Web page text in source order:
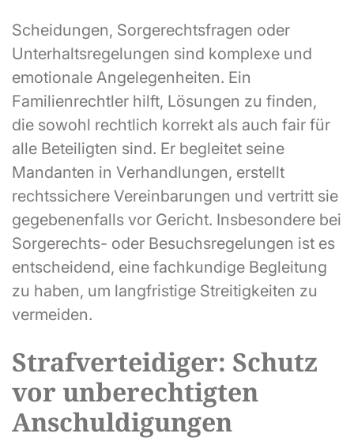
Scheidungen, Sorgerechtsfragen oder
Unterhaltsregelungen sind komplexe und
emotionale Angelegenheiten. Ein
Familienrechtler hilft, Lösungen zu finden,
die sowohl rechtlich korrekt als auch fair für
alle Beteiligten sind. Er begleitet seine
Mandanten in Verhandlungen, erstellt
rechtssichere Vereinbarungen und vertritt sie
gegebenenfalls vor Gericht. Insbesondere bei
Sorgerechts- oder Besuchsregelungen ist es
entscheidend, eine fachkundige Begleitung
zu haben, um langfristige Streitigkeiten zu
vermeiden.
Strafverteidiger: Schutz
vor unberechtigten
Anschuldigungen